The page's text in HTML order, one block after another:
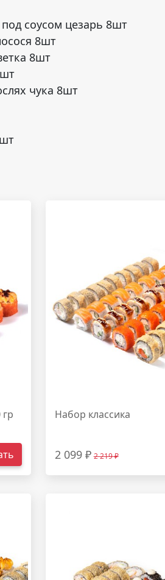
соусом цезарь 8шт
8шт
8шт
чука 8шт
гр Набор классика
2 099 ₽ 2 219 ₽